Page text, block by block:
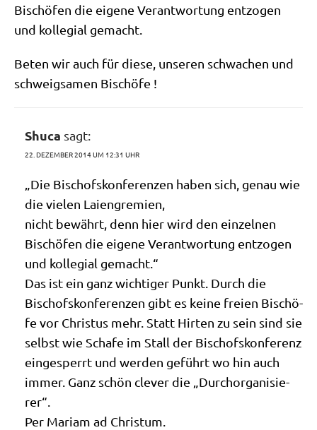
Bischö­fen die eige­ne Ver­ant­wor­tung ent­zo­gen
und kol­le­gi­al gemacht.
Beten wir auch für die­se, unse­ren schwa­chen und
schweig­sa­men Bischöfe !
Shuca sagt:
22. DEZEMBER 2014 UM 12:31 UHR
„Die Bischofs­kon­fe­ren­zen haben sich, genau wie
die vie­len Laiengremien,
nicht bewährt, denn hier wird den ein­zel­nen
Bischö­fen die eige­ne Ver­ant­wor­tung ent­zo­gen
und kol­le­gi­al gemacht.“
Das ist ein ganz wich­ti­ger Punkt. Durch die
Bischofs­kon­fe­ren­zen gibt es kei­ne frei­en Bischö­
fe vor Chri­stus mehr. Statt Hir­ten zu sein sind sie
selbst wie Scha­fe im Stall der Bischofs­kon­fe­renz
ein­ge­sperrt und wer­den geführt wo hin auch
immer. Ganz schön cle­ver die „Durch­or­ga­ni­sie­
rer“.
Per Mari­am ad Christum.